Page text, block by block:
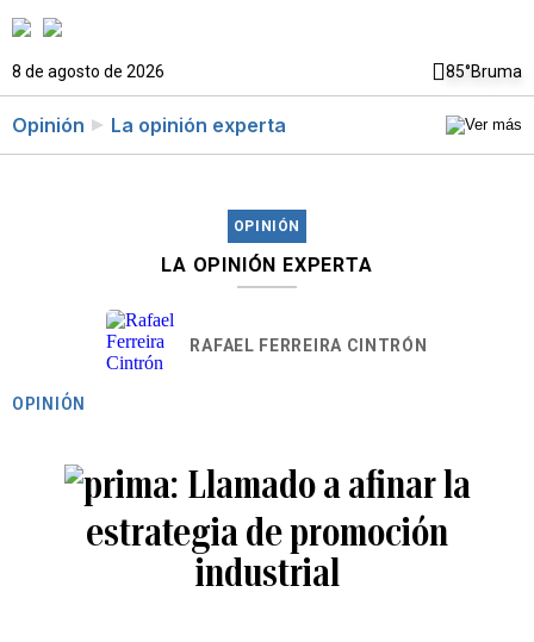
8 de agosto de 2026 85°Bruma
Opinión La opinión experta
OPINIÓN
LA OPINIÓN EXPERTA
RAFAEL FERREIRA CINTRÓN
OPINIÓN
Llamado a afinar la
estrategia de promoción
industrial